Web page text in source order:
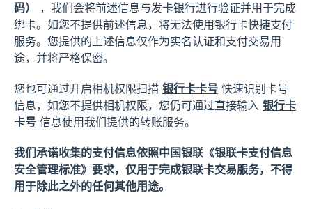
码）
，我们会将前述信息与发卡银行进行验证并用于完成
绑卡。如您不提供前述信息，将无法使用银行卡快捷支付
服务。您提供的上述信息仅作为实名认证和支付交易用
途，并将严格保密。
您也可通过开启相机权限扫描 银行卡卡号 快速识别卡号
信息，如您不提供相机权限，您仍可通过直接输入 银行卡
卡号 信息使用我们提供的转账服务。
我们承诺收集的支付信息依照中国银联《银联卡支付信息
安全管理标准》要求，仅用于完成银联卡交易服务，不得
用于除此之外的任何其他用途。